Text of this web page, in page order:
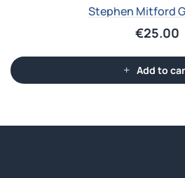
Stephen Mitford
€25.00
Add to